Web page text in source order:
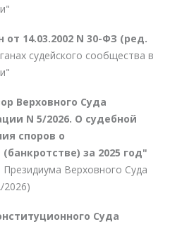
14.03.2002 N 30-ФЗ (ред.
судейского сообщества в
Верховного Суда
N 5/2026. О судебной
споров о
за 2025 год"
Верховного Суда
2026)
Суда